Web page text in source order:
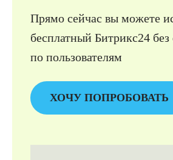
Прямо сейчас вы можете
бесплатный Битрикс24
по пользователям
ХОЧУ ПОПРОБОВАТЬ